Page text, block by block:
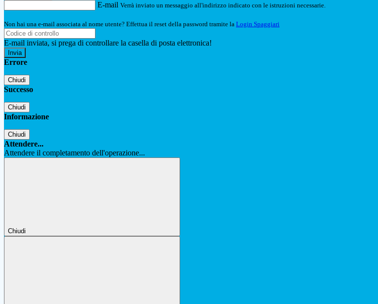
E-mail Verrà inviato un messaggio all'indirizzo indicato con le istruzioni necessarie.
Non hai una e-mail associata al nome utente? Effettua il reset della password tramite la Login Spaggiari
E-mail inviata, si prega di controllare la casella di posta elettronica!
Errore
Chiudi
Successo
Chiudi
Informazione
Chiudi
Attendere...
Attendere il completamento dell'operazione...
Chiudi